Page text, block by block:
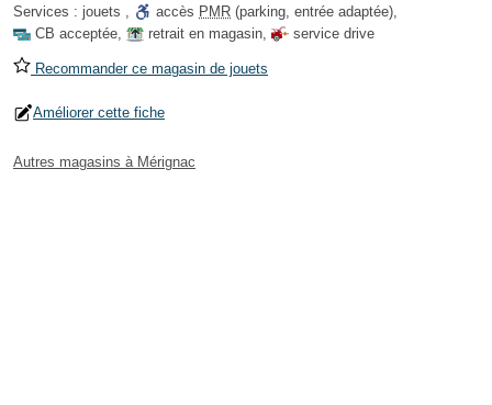
Services : jouets , accès PMR (parking, entrée adaptée),
CB acceptée, retrait en magasin, service drive
Recommander ce magasin de jouets
Améliorer cette fiche
Autres magasins à Mérignac